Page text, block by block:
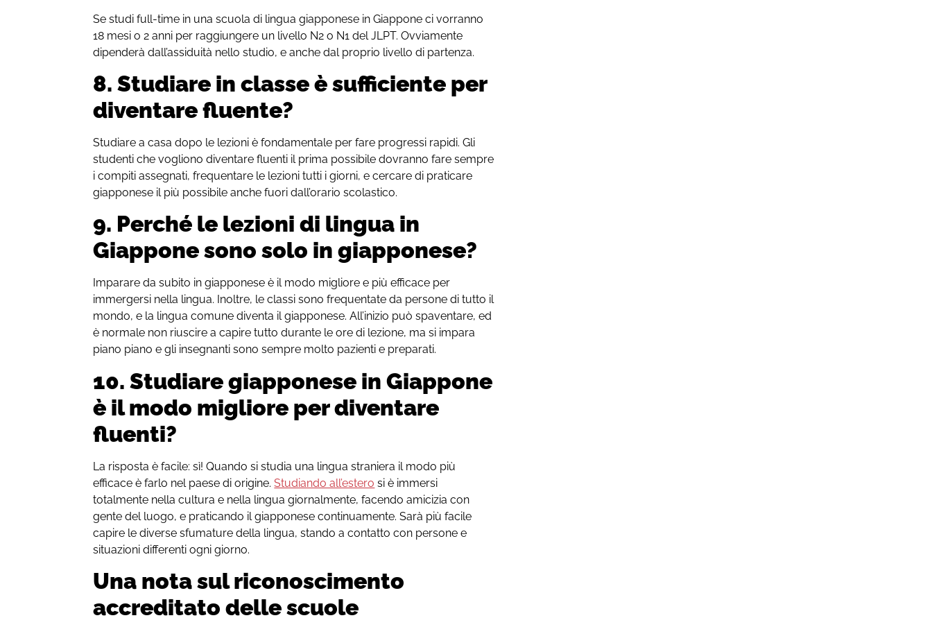
Se studi full-time in una scuola di lingua giapponese in Giappone ci vorranno
18 mesi o 2 anni per raggiungere un livello N2 o N1 del JLPT. Ovviamente
dipenderà dall’assiduità nello studio, e anche dal proprio livello di partenza.
8. Studiare in classe è sufficiente per
diventare fluente?
Studiare a casa dopo le lezioni è fondamentale per fare progressi rapidi. Gli
studenti che vogliono diventare fluenti il prima possibile dovranno fare sempre
i compiti assegnati, frequentare le lezioni tutti i giorni, e cercare di praticare
giapponese il più possibile anche fuori dall’orario scolastico.
9. Perché le lezioni di lingua in
Giappone sono solo in giapponese?
Imparare da subito in giapponese è il modo migliore e più efficace per
immergersi nella lingua. Inoltre, le classi sono frequentate da persone di tutto il
mondo, e la lingua comune diventa il giapponese. All’inizio può spaventare, ed
è normale non riuscire a capire tutto durante le ore di lezione, ma si impara
piano piano e gli insegnanti sono sempre molto pazienti e preparati.
10. Studiare giapponese in Giappone
è il modo migliore per diventare
fluenti?
La risposta è facile: sì! Quando si studia una lingua straniera il modo più
efficace è farlo nel paese di origine.Studiando all’estero si è immersi
totalmente nella cultura e nella lingua giornalmente, facendo amicizia con
gente del luogo, e praticando il giapponese continuamente. Sarà più facile
capire le diverse sfumature della lingua, stando a contatto con persone e
situazioni differenti ogni giorno.
Una nota sul riconoscimento
accreditato delle scuole